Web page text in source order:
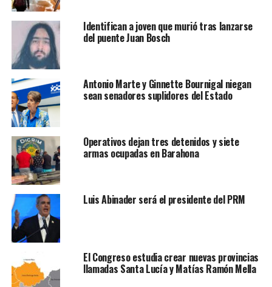
Identifican a joven que murió tras lanzarse
del puente Juan Bosch
Antonio Marte y Ginnette Bournigal niegan
sean senadores suplidores del Estado
Operativos dejan tres detenidos y siete
armas ocupadas en Barahona
Luis Abinader será el presidente del PRM
El Congreso estudia crear nuevas provincias
llamadas Santa Lucía y Matías Ramón Mella